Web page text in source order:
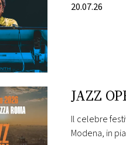
20.07.26
JAZZ
Il celebre
Modena, in